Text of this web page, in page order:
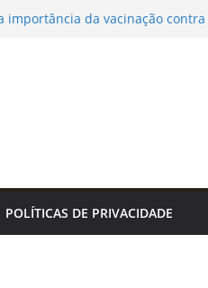
importância da vacinação contra
promovem saúde, autonomia e
POLÍTICAS DE PRIVACIDADE